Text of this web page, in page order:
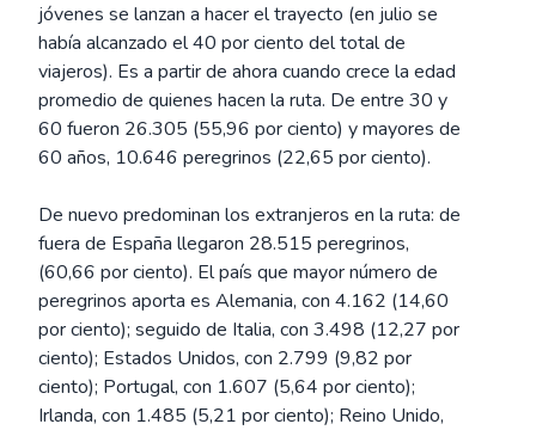
jóvenes se lanzan a hacer el trayecto (en julio se
había alcanzado el 40 por ciento del total de
viajeros). Es a partir de ahora cuando crece la edad
promedio de quienes hacen la ruta. De entre 30 y
60 fueron 26.305 (55,96 por ciento) y mayores de
60 años, 10.646 peregrinos (22,65 por ciento).
De nuevo predominan los extranjeros en la ruta: de
fuera de España llegaron 28.515 peregrinos,
(60,66 por ciento). El país que mayor número de
peregrinos aporta es Alemania, con 4.162 (14,60
por ciento); seguido de Italia, con 3.498 (12,27 por
ciento); Estados Unidos, con 2.799 (9,82 por
ciento); Portugal, con 1.607 (5,64 por ciento);
Irlanda, con 1.485 (5,21 por ciento); Reino Unido,